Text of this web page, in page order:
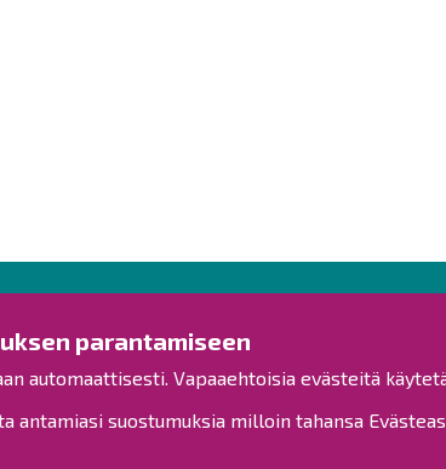
parantamiseen
automaattisesti. Vapaaehtoisia evästeitä
antamiasi suostumuksia milloin tahansa
Ota yhteyttä!
Yleinen palaute
Toimipisteet